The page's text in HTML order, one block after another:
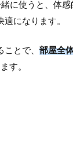
に使うと、体
になります。
とで、 部屋全
す。